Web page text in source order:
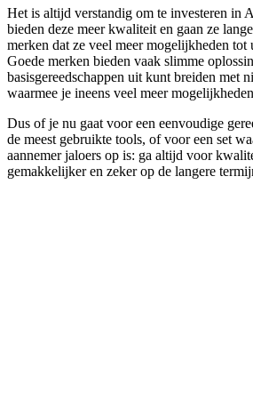
Het is altijd verstandig om te investeren in
bieden deze meer kwaliteit en gaan ze
merken dat ze veel meer mogelijkheden tot
Goede merken bieden vaak slimme
basisgereedschappen uit kunt breiden met
waarmee je ineens veel meer
Dus of je nu gaat voor een eenvoudige
de meest gebruikte tools, of voor een set
aannemer jaloers op is: ga altijd voor
gemakkelijker en zeker op de langere